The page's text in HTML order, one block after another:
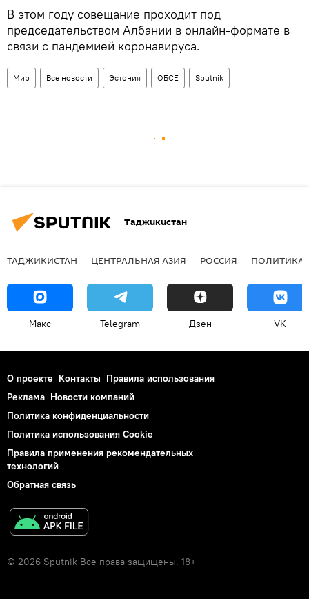
В этом году совещание проходит под
председательством Албании в онлайн-формате в
связи с пандемией коронавируса.
Мир Все новости Эстония ОБСЕ Sputnik
Таджикистан
ТАДЖИКИСТАН ЦЕНТРАЛЬНАЯ АЗИЯ РОССИЯ ПОЛИТИКА
Макс Telegram Дзен VK
О проекте Контакты Правила использования
Реклама Новости компаний
Политика конфиденциальности
Политика использования Cookie
Правила применения рекомендательных
технологий
Обратная связь
© 2026 Sputnik Все права защищены. 18+